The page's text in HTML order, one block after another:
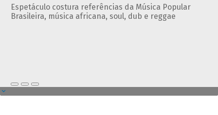
Espetáculo costura referências da Música Popular
Brasileira, música africana, soul, dub e reggae